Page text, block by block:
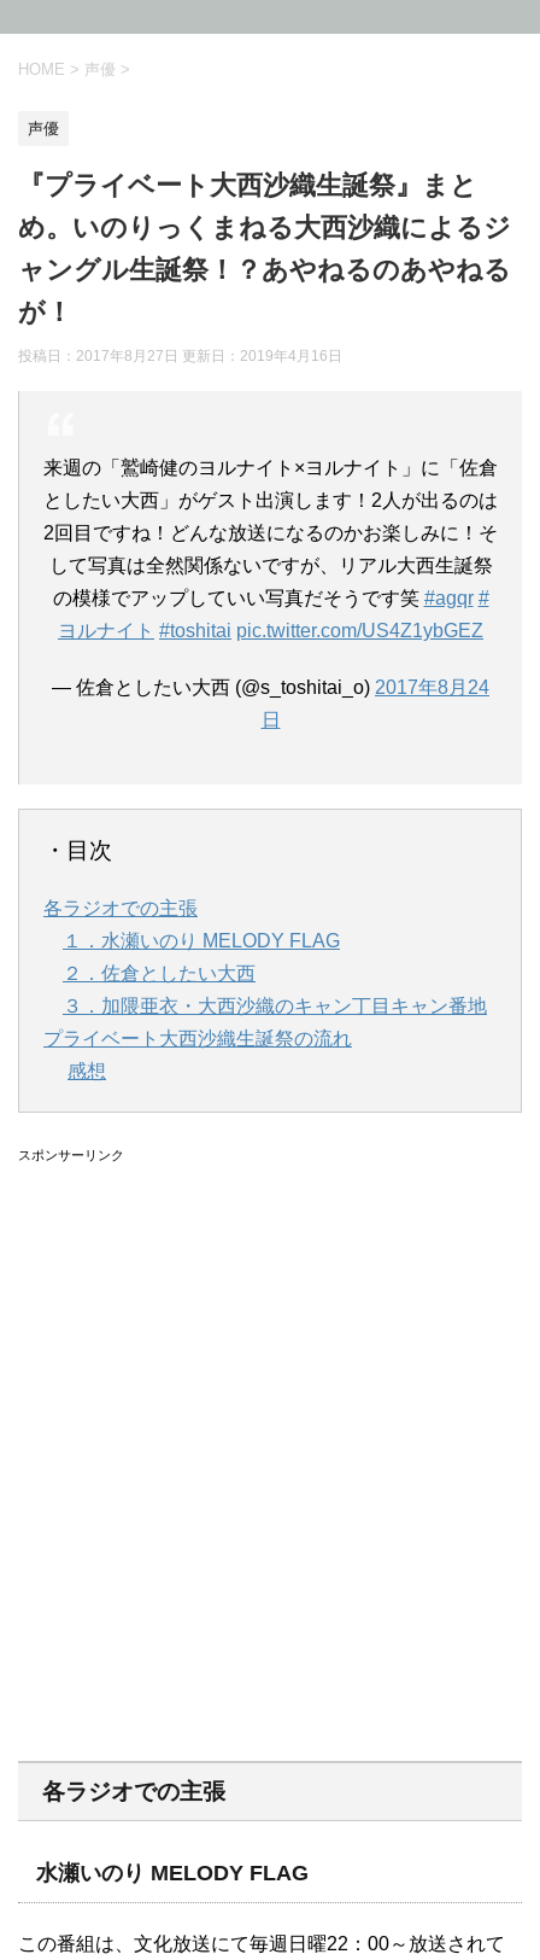
HOME > 声優 >
声優
『プライベート大西沙織生誕祭』まと
め。いのりっくまねる大西沙織によるジ
ャングル生誕祭！？あやねるのあやねる
が！
投稿日：2017年8月27日 更新日： 2019年4月16日
来週の「鷲崎健のヨルナイト×ヨルナイト」に「佐倉
としたい大西」がゲスト出演します！2人が出るのは
2回目ですね！どんな放送になるのかお楽しみに！そ
して写真は全然関係ないですが、リアル大西生誕祭
の模様でアップしていい写真だそうです笑 #agqr #
ヨルナイト #toshitai pic.twitter.com/US4Z1ybGEZ
— 佐倉としたい大西 (@s_toshitai_o) 2017年8月24
日
・目次
各ラジオでの主張
１．水瀬いのり MELODY FLAG
２．佐倉としたい大西
３．加隈亜衣・大西沙織のキャン丁目キャン番地
プライベート大西沙織生誕祭の流れ
感想
スポンサーリンク
各ラジオでの主張
水瀬いのり MELODY FLAG
この番組は、文化放送にて毎週日曜22：00～放送されて